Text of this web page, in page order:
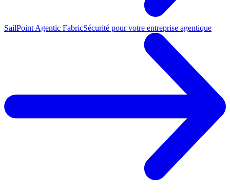
SailPoint Agentic FabricSécurité pour votre entreprise agentique